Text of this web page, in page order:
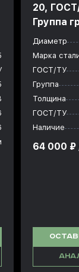
20,
Группа
Диаметр
Марка
ГОСТ/ТУ
Группа
Толщина
ГОСТ/ТУ
Наличие
64 000 ₽